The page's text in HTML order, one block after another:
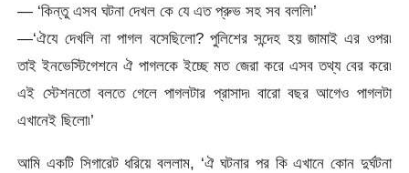
— ‘কিন্তু এসব ঘটনা দেখল কে যে এত প্রুভ সহ সব বললি৷’
—‘ঐযে দেখলি না পাগল বসেছিলো? পুলিশের সন্দেহ হয় জামাই এর ওপর৷
তাই ইনভেস্টিগেশনে ঐ পাগলকে ইচ্ছে মত জেরা করে এসব তথ্য বের করে৷
এই স্টেশনতো বলতে গেলে পাগলটার প্রাসাদ৷ বারো বছর আগেও পাগলটা
এখানেই ছিলো৷’
আমি একটি সিগারেট ধরিয়ে বললাম, ‘ঐ ঘটনার পর কি এখানে কোন দুর্ঘটনা